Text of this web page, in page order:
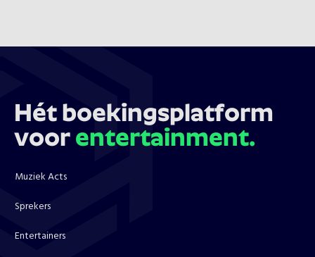
Hét boekingsplatform
voor entertainment.
Muziek Acts
Sprekers
Entertainers